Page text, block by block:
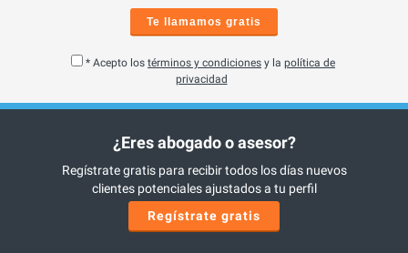
Te llamamos gratis
* Acepto los términos y condiciones y la política de
privacidad
¿Eres abogado o asesor?
Regístrate gratis para recibir todos los días nuevos
clientes potenciales ajustados a tu perfil
Regístrate gratis